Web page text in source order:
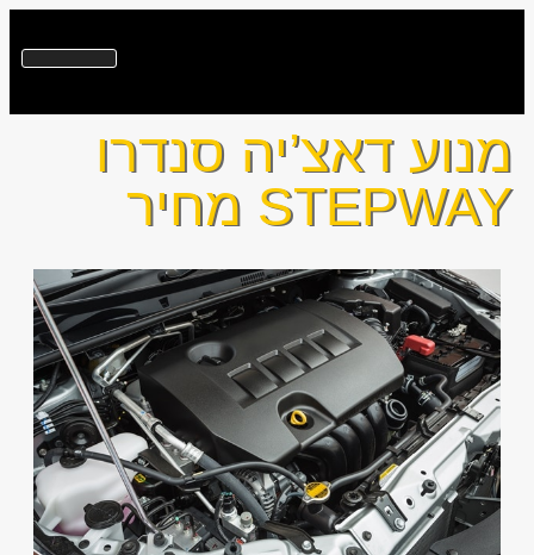
מנוע דאצ’יה סנדרו
STEPWAY מחיר